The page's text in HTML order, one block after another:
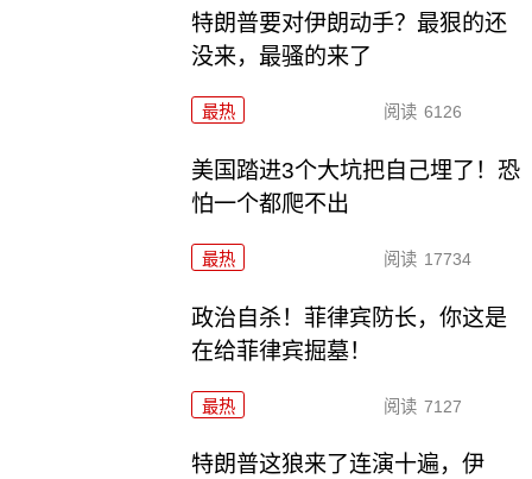
特朗普要对伊朗动手？最狠的还
没来，最骚的来了
最热 阅读 6126
美国踏进3个大坑把自己埋了！恐
怕一个都爬不出
最热 阅读 17734
政治自杀！菲律宾防长，你这是
在给菲律宾掘墓！
最热 阅读 7127
特朗普这狼来了连演十遍，伊